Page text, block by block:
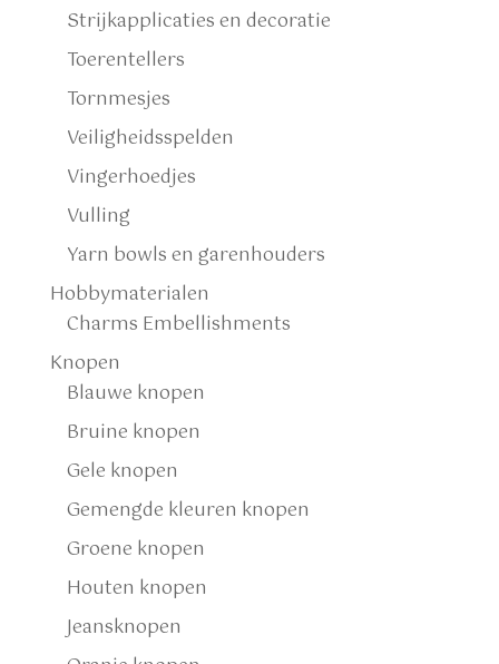
Strijkapplicaties en decoratie
Toerentellers
Tornmesjes
Veiligheidsspelden
Vingerhoedjes
Vulling
Yarn bowls en garenhouders
Hobbymaterialen
Charms Embellishments
Knopen
Blauwe knopen
Bruine knopen
Gele knopen
Gemengde kleuren knopen
Groene knopen
Houten knopen
Jeansknopen